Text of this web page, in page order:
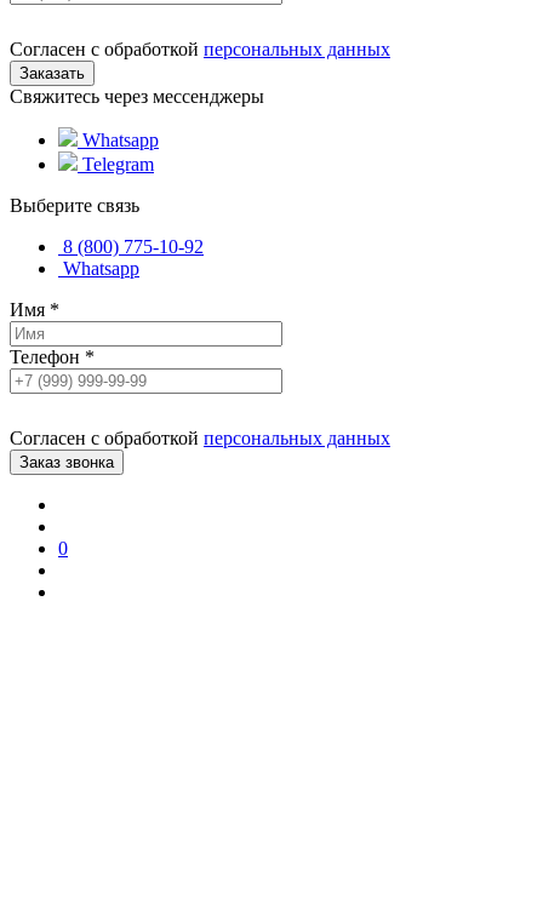
Согласен с обработкой персональных данных
Свяжитесь через мессенджеры
Whatsapp
Telegram
Выберите связь
8 (800) 775-10-92
Whatsapp
Имя *
Телефон *
Согласен с обработкой персональных данных
0